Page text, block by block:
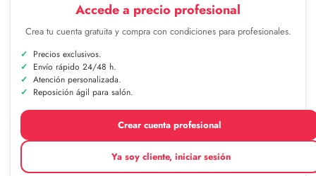
Accede a precio profesional
Crea tu cuenta gratuita y compra con condiciones para profesionales.
Precios exclusivos.
Envío rápido 24/48 h.
Atención personalizada.
Reposición ágil para salón.
Crear cuenta profesional
Ya soy cliente, iniciar sesión